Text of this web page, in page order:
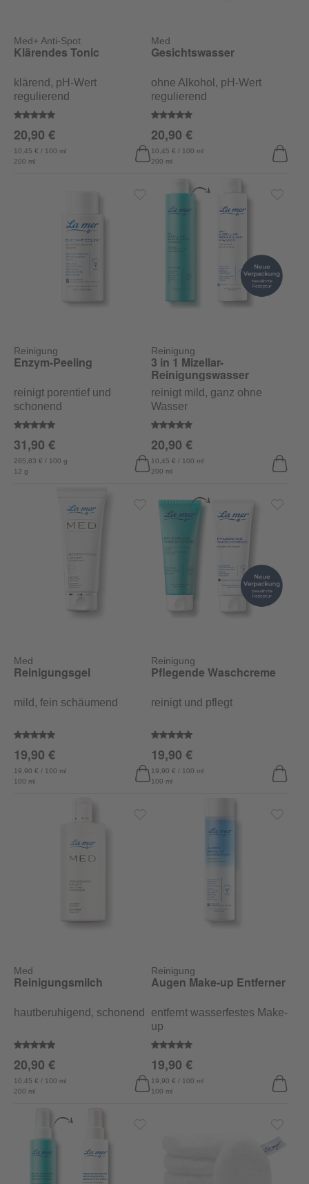
Med+ Anti-Spot
Durchschnittliche Bewertung von 5 von 5 Sternen
Klärendes Tonic
klärend, pH-Wert
regulierend
200 ml
10,45 € / 100 ml
20,90 €
Med
Durchschnittliche Bewertung
Gesichtswasser
ohne Alkohol, pH-Wert
regulierend
200 ml
10,45 € / 100 ml
20,90 €
Reinigung
Durchschnittliche Bewertung von 5 von 5 Sternen
Enzym-Peeling
reinigt porentief und
schonend
12 g
265,83 € / 100 g
31,90 €
Reinigung
Durchschnittliche Bewertung
3 in 1 Mizellar-
Reinigungswasser
reinigt mild, ganz ohne
Wasser
200 ml
10,45 € / 100 ml
20,90 €
Med
Durchschnittliche Bewertung von 5 von 5 Sternen
Reinigungsgel
mild, fein schäumend
100 ml
19,90 € / 100 ml
19,90 €
Reinigung
Durchschnittliche Bewertung
Pflegende Waschcreme
reinigt und pflegt
100 ml
19,90 € / 100 ml
19,90 €
Med
Durchschnittliche Bewertung von 4.9 von 5 Sternen
Reinigungsmilch
hautberuhigend, schonend
200 ml
10,45 € / 100 ml
20,90 €
Reinigung
Durchschnittliche Bewertung
Augen Make-up Entferner
entfernt wasserfestes Make-
up
100 ml
19,90 € / 100 ml
19,90 €